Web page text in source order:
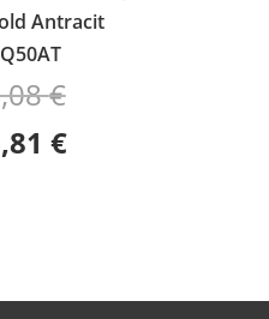
Antracit
€
cijena bila je: 8,08 €.
€Trenutna cijena je: 5,81 €.